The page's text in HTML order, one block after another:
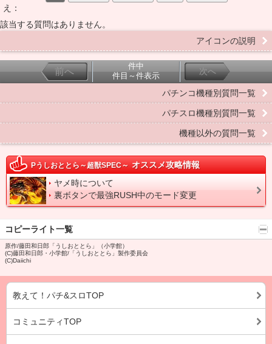
え：
該当する質問はありません。
アイコンの説明
前へ
件中
件目～件表示
次へ
パチンコ機種別質問一覧
パチスロ機種別質問一覧
機種以外の質問一覧
Pうしおととら～超獣SPEC～ オススメ攻略情報
ヤメ時について
裏ボタンで最強RUSH中のモード変更
コピーライト一覧
原作/藤田和日郎「うしおととら」（小学館）
(C)藤田和日郎・小学館/「うしおととら」製作委員会
(C)Daiichi
教えて！パチ&スロTOP
コミュニティTOP